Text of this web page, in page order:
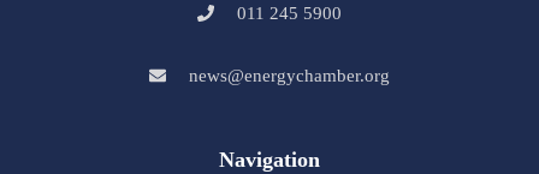
011 245 5900
news@energychamber.org
Navigation